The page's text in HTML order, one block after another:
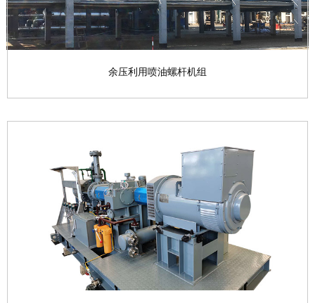
余压利用喷油螺杆机组
喷油螺杆式压力直膨发电机组是一种将压力能转化为
电能的膨胀发电...
查看产品 